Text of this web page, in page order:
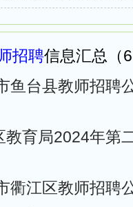
招聘信息汇总（
鱼台县教师招聘
教育局2024年第
衢江区教师招聘